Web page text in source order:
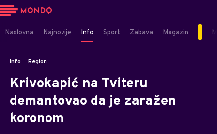
Naslovna Najnovije Info Sport Zabava Magazin
Info Region
Krivokapić na Tviteru
demantovao da je zaražen
koronom